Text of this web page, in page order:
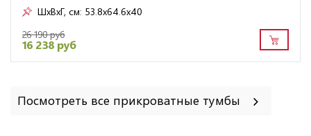
ШxВxГ, см: 53.8x64.6x40
26 190 руб
16 238 руб
Посмотреть все прикроватные тумбы